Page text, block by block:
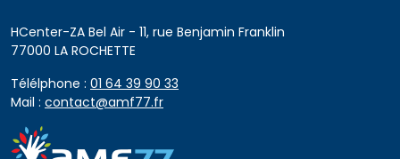
HCenter-ZA Bel Air - 11, rue Benjamin Franklin
77000 LA ROCHETTE
Télélphone : 01 64 39 90 33
Mail : contact@amf77.fr